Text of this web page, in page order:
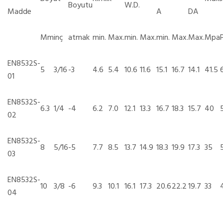
Madde Boyutu W.D.
A
DA
Mminç atmak min. Max.min. Max.min. Max.Max.Mpa
EN8532S-
01
5 3/16-3 4.6 5.4 10.6 11.6 15.1 16.7 14.1 41.5
EN8532S-
02
6.3 1/4 -4 6.2 7.0 12.1 13.3 16.7 18.3 15.7 40
EN8532S-
03
8 5/16-5 7.7 8.5 13.7 14.9 18.3 19.9 17.3 35
EN8532S-
04
10 3/8 -6 9.3 10.1 16.1 17.3 20.622.219.7 33